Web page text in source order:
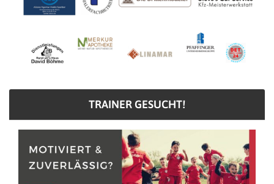
TRAINER GESUCHT!